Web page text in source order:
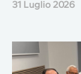
31 Luglio 2026